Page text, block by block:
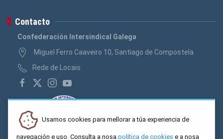
Contacto
Confederación Intersindical Galega
Miguel Ferro Caaveiro 10, Santiago de Compostela
Rede de Locais
Usamos cookies para mellorar a túa experiencia de
navegación e uso. Consulta a nosa política de cookies e a nosa